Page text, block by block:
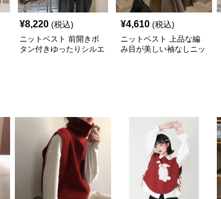
¥8,220 (税込)
ニットベスト 前開きボ
タン付きゆったりシルエ
¥4,610 (税込)
ニットベスト 上品な編
み目が美しい袖なしニッ